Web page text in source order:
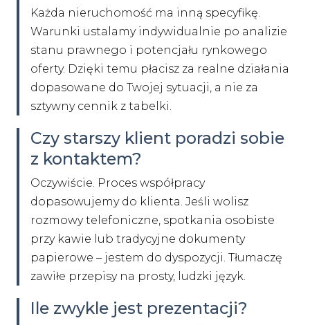
Każda nieruchomość ma inną specyfikę.
Warunki ustalamy indywidualnie po analizie
stanu prawnego i potencjału rynkowego
oferty. Dzięki temu płacisz za realne działania
dopasowane do Twojej sytuacji, a nie za
sztywny cennik z tabelki.
Czy starszy klient poradzi sobie
z kontaktem?
Oczywiście. Proces współpracy
dopasowujemy do klienta. Jeśli wolisz
rozmowy telefoniczne, spotkania osobiste
przy kawie lub tradycyjne dokumenty
papierowe – jestem do dyspozycji. Tłumaczę
zawiłe przepisy na prosty, ludzki język.
Ile zwykle jest prezentacji?